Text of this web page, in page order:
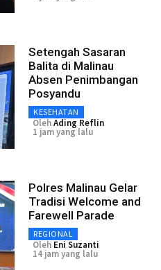
Setengah Sasaran
Balita di Malinau
Absen Penimbangan
Posyandu
KESEHATAN
OlehAding Reflin
1 jam yang lalu
Polres Malinau Gelar
Tradisi Welcome and
Farewell Parade
REGIONAL
Oleh Eni Suzanti
14 jam yang lalu